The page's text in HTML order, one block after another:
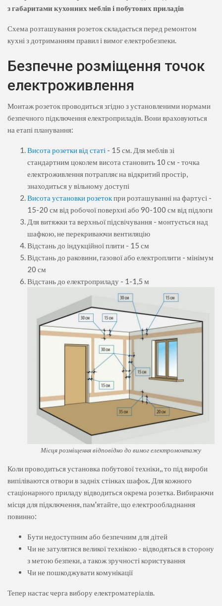
з габаритами кухонних меблів і побутових приладів
Схема розташування розеток складається перед ремонтом
кухні з дотриманням правил і вимог електробезпеки.
Безпечне розміщення точок
електроживлення
Монтаж розеток проводиться згідно з установленими нормами
безпечного підключення електроприладів. Вони враховуються
на етапі планування:
Висота розетки від статі - 15 см. Для меблів зі
стандартним цоколем висота становить 10 см - точка
електроживлення потрапляє на відкритий простір,
знаходиться у вільному доступі
Висота установки розетокпри розташуванні на фартусі -
15-20 см від робочої поверхні або 90-100 см від підлоги
Для витяжки та верхньої підсвічування - монтується над
шафкою, не перекриваючи вентиляцію
Відстань до індукційної плити - 15 см
Відстань до раковини, газової або електроплити - мінімум
20 см
Відстань до електроприладу - 1-1,5 м
Місця розміщення відповідно до вимог електромонтажу
Коли проводиться установка побутової техніки,, то під вироби
випіліваются отвори в задніх стінках шафок. Для кожного
стаціонарного приладу відводиться окрема розетка. Вибираючи
місця для підключення, пам'ятайте, що електрообладнання
повинно:
Бути недоступним або безпечним для дітей
Чи не затулятися великої технікою - відводяться в сторону
з метою безпеки, а також зручності користування
Чи не пошкоджувати комунікації
Тепер настає черга вибору електроматеріалів.